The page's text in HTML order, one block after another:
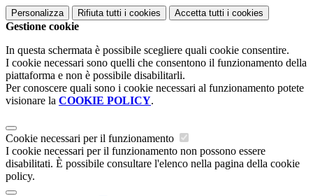
Personalizza Rifiuta tutti i cookies Accetta tutti i cookies
Gestione cookie
In questa schermata è possibile scegliere quali cookie consentire.
I cookie necessari sono quelli che consentono il funzionamento della
piattaforma e non è possibile disabilitarli.
Per conoscere quali sono i cookie necessari al funzionamento potete
visionare la COOKIE POLICY.
Cookie necessari per il funzionamento
I cookie necessari per il funzionamento non possono essere
disabilitati. È possibile consultare l'elenco nella pagina della cookie
policy.